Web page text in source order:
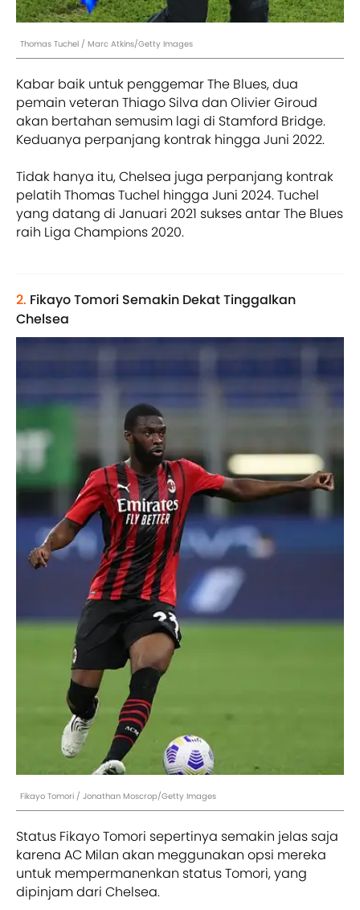
Thomas Tuchel / Marc Atkins/Getty Images
Kabar baik untuk penggemar The Blues, dua
pemain veteran Thiago Silva dan Olivier Giroud
akan bertahan semusim lagi di Stamford Bridge.
Keduanya perpanjang kontrak hingga Juni 2022.
Tidak hanya itu, Chelsea juga perpanjang kontrak
pelatih Thomas Tuchel hingga Juni 2024. Tuchel
yang datang di Januari 2021 sukses antar The Blues
raih Liga Champions 2020.
2. Fikayo Tomori Semakin Dekat Tinggalkan
Chelsea
Fikayo Tomori / Jonathan Moscrop/Getty Images
Status Fikayo Tomori sepertinya semakin jelas saja
karena AC Milan akan meggunakan opsi mereka
untuk mempermanenkan status Tomori, yang
dipinjam dari Chelsea.